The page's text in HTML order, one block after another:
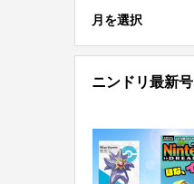
月を選択
ニンドリ最新号